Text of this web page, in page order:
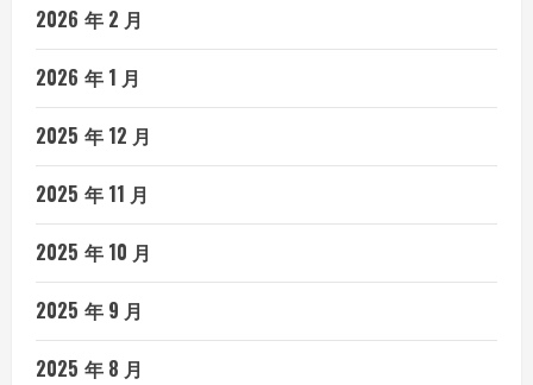
2026 年 2 月
2026 年 1 月
2025 年 12 月
2025 年 11 月
2025 年 10 月
2025 年 9 月
2025 年 8 月